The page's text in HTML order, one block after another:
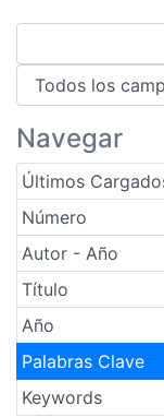
Navegar
Últimos
Número
Autor - Año
Título
Año
Palabras Clave
Keywords